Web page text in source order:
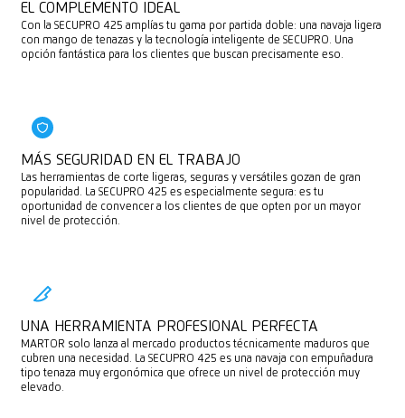
EL COMPLEMENTO IDEAL
Con la SECUPRO 425 amplías tu gama por partida doble: una navaja ligera
con mango de tenazas y la tecnología inteligente de SECUPRO. Una
opción fantástica para los clientes que buscan precisamente eso.
MÁS SEGURIDAD EN EL TRABAJO
Las herramientas de corte ligeras, seguras y versátiles gozan de gran
popularidad. La SECUPRO 425 es especialmente segura: es tu
oportunidad de convencer a los clientes de que opten por un mayor
nivel de protección.
UNA HERRAMIENTA PROFESIONAL PERFECTA
MARTOR solo lanza al mercado productos técnicamente maduros que
cubren una necesidad. La SECUPRO 425 es una navaja con empuñadura
tipo tenaza muy ergonómica que ofrece un nivel de protección muy
elevado.